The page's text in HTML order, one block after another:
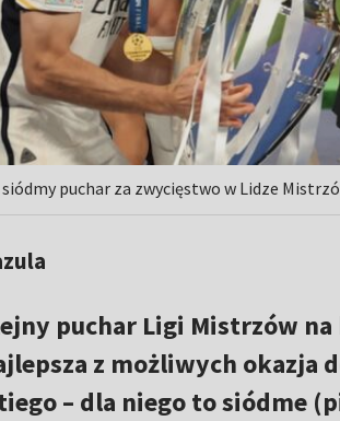
puchar za zwycięstwo w Lidze
puchar Ligi Mistrzów
z możliwych okazja
– dla niego to siódme